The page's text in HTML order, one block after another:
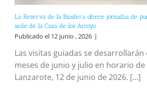
La Reserva de la Biosfera ofrece jornadas de
sede de la Casa de los Arroyo
Publicado el 12 junio , 2026 |
Las visitas guiadas se
meses de junio y julio en horario
Lanzarote, 12 de junio de 2026. [...]